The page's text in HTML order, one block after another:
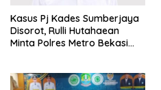
Kasus Pj Kades Sumberjaya
Disorot, Rulli Hutahaean
Minta Polres Metro Bekasi